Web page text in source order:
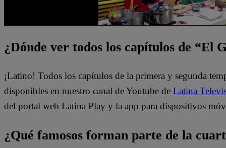
¿Dónde ver todos los capítulos de “El
¡Latino! Todos los capítulos de la primera y segunda
disponibles en nuestro canal de Youtube de Latina
del portal web Latina Play y la app para dispositivos
¿Qué famosos forman parte de la